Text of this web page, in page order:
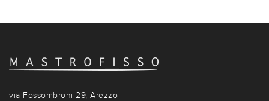
via Fossombroni 29, Arezzo